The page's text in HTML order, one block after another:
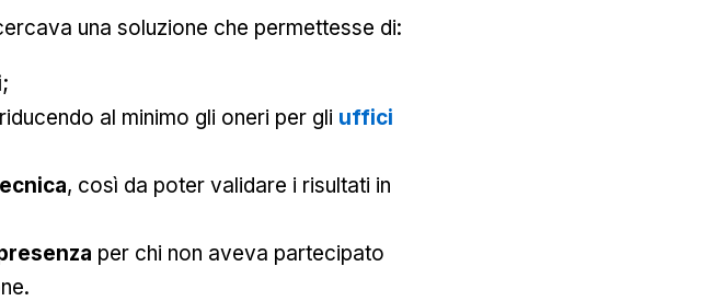
una soluzione che permettesse di:
;
al minimo gli oneri per gli uffici
, così da poter validare i risultati in
per chi non aveva partecipato